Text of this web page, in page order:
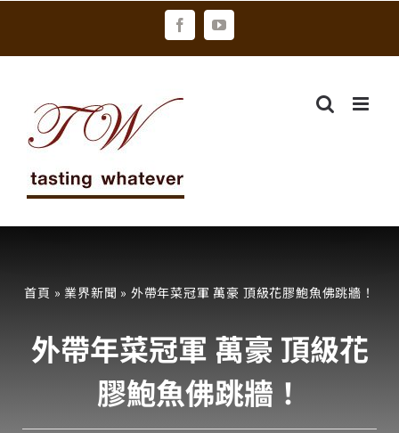
FacebookYouTube
首頁 » 業界新聞 » 外帶年菜冠軍 萬豪 頂級花膠鮑魚佛跳牆！
外帶年菜冠軍 萬豪 頂級花
膠鮑魚佛跳牆！